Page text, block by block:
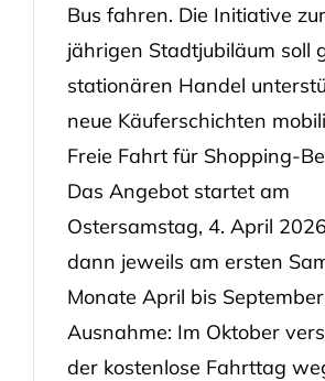
Bus fahren. Die Initiative
jährigen Stadtjubiläum soll
stationären Handel
neue Käuferschichten
Freie Fahrt für Shopping-
Das Angebot startet am
Ostersamstag, 4. April
dann jeweils am ersten
Monate April bis
Ausnahme: Im Oktober
der kostenlose Fahrttag